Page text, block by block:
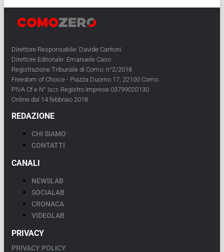
Direttore Responsabile: Davide Cantoni
Direttore Editoriale: Emanuele Caso
Registrazione Tribunale di Como: n°2/2018
Freedom of Choice - Piazza Duomo 17, 22100 Como
PIVA Cf e N° Iscr. Registro Imprese 03799020130
Online dal 14 febbraio 2018
REDAZIONE
CHI SIAMO
CONTATTI
CANALI
NEWSLAB
SOCIALAB
CRONACA
VIDEOLAB
PRIVACY
PRIVACY POLICY